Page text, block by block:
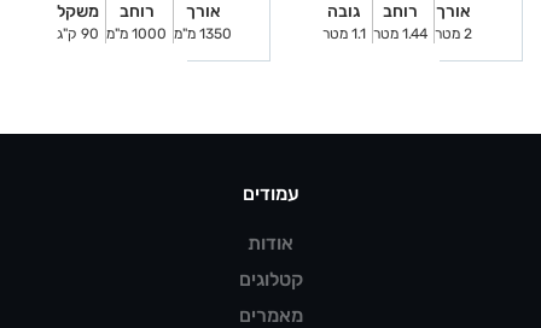
אורך
2 מטר
רוחב
1.44 מטר
גובה
1.1 מטר
אורך
1350 מ"מ
רוחב
1000 מ"מ
משקל
90 ק"ג
עמודים
אודות
קטלוגים
מאמרים